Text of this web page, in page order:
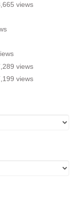
views
views
views